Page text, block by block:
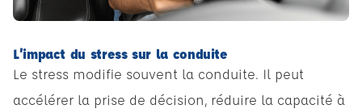
L’impact du stress sur la conduite
Le stress modifie souvent la conduite. Il peut
accélérer la prise de décision, réduire la capacité à